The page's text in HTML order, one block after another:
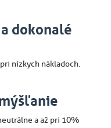
dokonalé
nízkych nákladoch.
a až pri 10%